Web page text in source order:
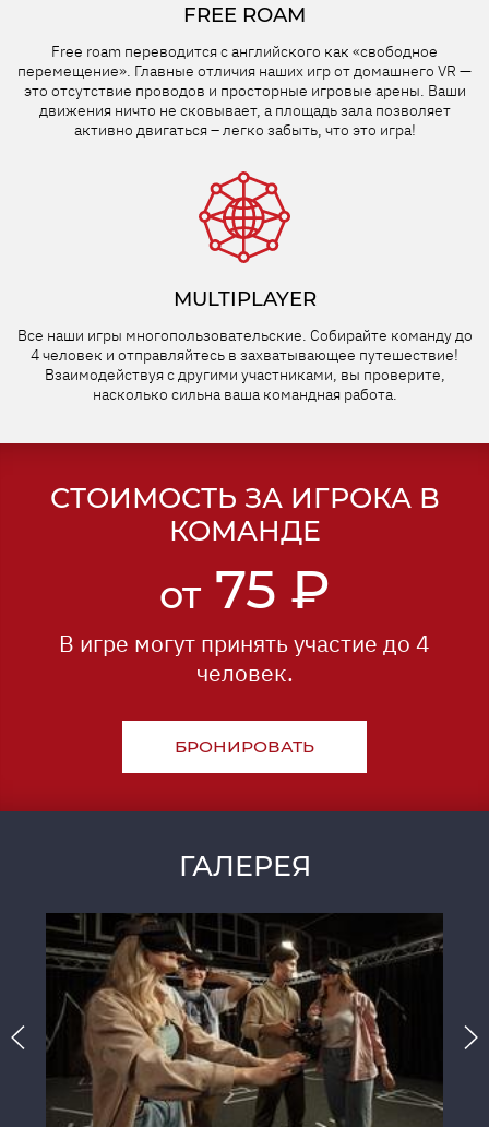
FREE ROAM
Free roam переводится с английского как «свободное
перемещение». Главные отличия наших игр от домашнего VR —
это отсутствие проводов и просторные игровые арены. Ваши
движения ничто не сковывает, а площадь зала позволяет
активно двигаться – легко забыть, что это игра!
MULTIPLAYER
Все наши игры многопользовательские. Собирайте команду до
4 человек и отправляйтесь в захватывающее путешествие!
Взаимодействуя с другими участниками, вы проверите,
насколько сильна ваша командная работа.
СТОИМОСТЬ ЗА ИГРОКА В
КОМАНДЕ
от75 ₽
В игре могут принять участие до 4
человек.
БРОНИРОВАТЬ
ГАЛЕРЕЯ